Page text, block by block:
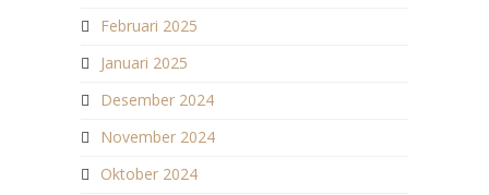
Februari 2025
Januari 2025
Desember 2024
November 2024
Oktober 2024